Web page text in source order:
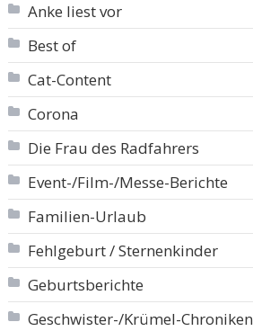
Anke liest vor
Best of
Cat-Content
Corona
Die Frau des Radfahrers
Event-/Film-/Messe-Berichte
Familien-Urlaub
Fehlgeburt / Sternenkinder
Geburtsberichte
Geschwister-/Krümel-Chroniken